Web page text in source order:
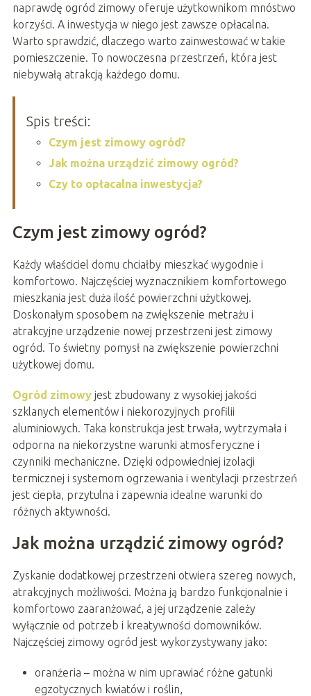
naprawdę ogród zimowy oferuje użytkownikom mnóstwo
korzyści. A inwestycja w niego jest zawsze opłacalna.
Warto sprawdzić, dlaczego warto zainwestować w takie
pomieszczenie. To nowoczesna przestrzeń, która jest
niebywałą atrakcją każdego domu.
Spis treści:
Czym jest zimowy ogród?
Jak można urządzić zimowy ogród?
Czy to opłacalna inwestycja?
Czym jest zimowy ogród?
Każdy właściciel domu chciałby mieszkać wygodnie i
komfortowo. Najczęściej wyznacznikiem komfortowego
mieszkania jest duża ilość powierzchni użytkowej.
Doskonałym sposobem na zwiększenie metrażu i
atrakcyjne urządzenie nowej przestrzeni jest zimowy
ogród. To świetny pomysł na zwiększenie powierzchni
użytkowej domu.
Ogród zimowyjest zbudowany z wysokiej jakości
szklanych elementów i niekorozyjnych profilii
aluminiowych. Taka konstrukcja jest trwała, wytrzymała i
odporna na niekorzystne warunki atmosferyczne i
czynniki mechaniczne. Dzięki odpowiedniej izolacji
termicznej i systemom ogrzewania i wentylacji przestrzeń
jest ciepła, przytulna i zapewnia idealne warunki do
różnych aktywności.
Jak można urządzić zimowy ogród?
Zyskanie dodatkowej przestrzeni otwiera szereg nowych,
atrakcyjnych możliwości. Można ją bardzo funkcjonalnie i
komfortowo zaaranżować, a jej urządzenie zależy
wyłącznie od potrzeb i kreatywności domowników.
Najczęściej zimowy ogród jest wykorzystywany jako:
oranżeria – można w nim uprawiać różne gatunki
egzotycznych kwiatów i roślin,